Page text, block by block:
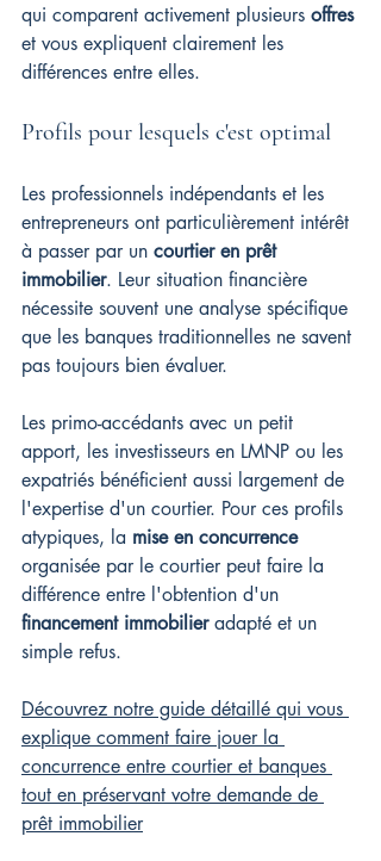
qui comparent activement plusieurs offres
et vous expliquent clairement les
différences entre elles.
Profils pour lesquels c'est optimal
Les professionnels indépendants et les
entrepreneurs ont particulièrement intérêt
à passer par un courtier en prêt
immobilier. Leur situation financière
nécessite souvent une analyse spécifique
que les banques traditionnelles ne savent
pas toujours bien évaluer.
Les primo-accédants avec un petit
apport, les investisseurs en LMNP ou les
expatriés bénéficient aussi largement de
l'expertise d'un courtier. Pour ces profils
atypiques, la mise en concurrence
organisée par le courtier peut faire la
différence entre l'obtention d'un
financement immobilier adapté et un
simple refus.
Découvrez notre guide détaillé qui vous
explique comment faire jouer la
concurrence entre courtier et banques
tout en préservant votre demande de
prêt immobilier